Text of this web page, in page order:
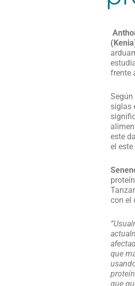
frente
siglas
este
el
con el
que
que